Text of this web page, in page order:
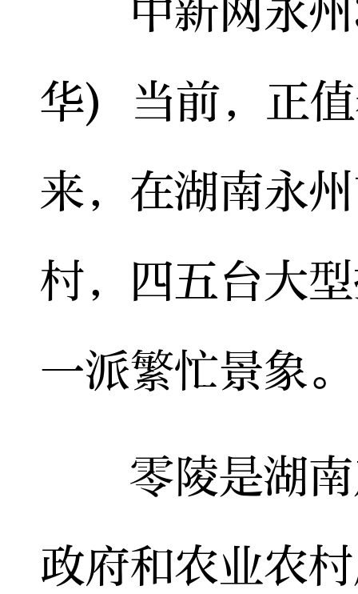
中新网永州
华) 当前，正
来，在湖南永
村，四五台大
一派繁忙景象。
零陵是湖南
政府和农业农